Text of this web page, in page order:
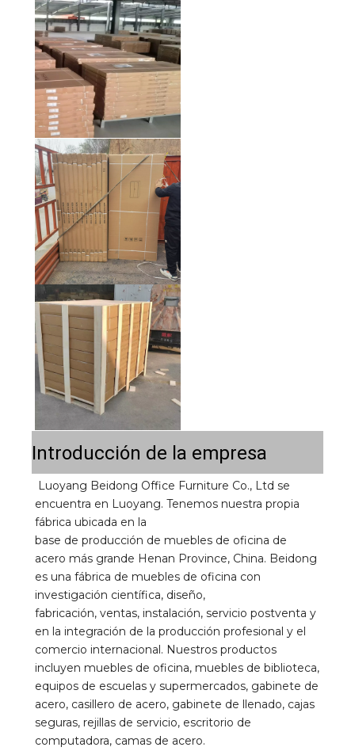
Introducción de la empresa
Luoyang Beidong Office Furniture Co., Ltd se
encuentra en Luoyang. Tenemos nuestra propia
fábrica ubicada en la
base de producción de muebles de oficina de
acero más grande Henan Province, China. Beidong
es una fábrica de muebles de oficina con
investigación científica, diseño,
fabricación, ventas, instalación, servicio postventa y
en la integración de la producción profesional y el
comercio internacional. Nuestros productos
incluyen muebles de oficina, muebles de biblioteca,
equipos de escuelas y supermercados, gabinete de
acero, casillero de acero, gabinete de llenado, cajas
seguras, rejillas de servicio, escritorio de
computadora, camas de acero.